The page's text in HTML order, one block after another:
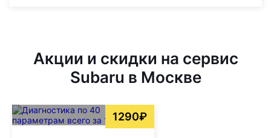
Акции и скидки на сервис
Subaru в Москве
1290₽